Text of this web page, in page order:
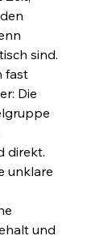
sind.
fast
Die
direkt.
unklare
und